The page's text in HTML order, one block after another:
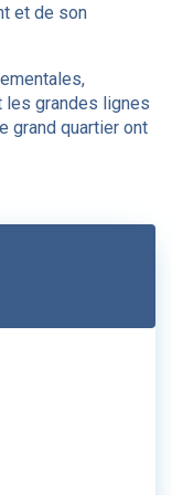
et de son
les grandes lignes
grand quartier ont